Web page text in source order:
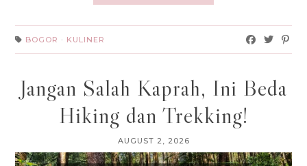
BOGOR · KULINER
Jangan Salah Kaprah, Ini Beda
Hiking dan Trekking!
AUGUST 2, 2026